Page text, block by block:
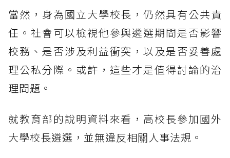
當然，身為國立大學校長，仍然具有公共責
任。社會可以檢視他參與遴選期間是否影響
校務、是否涉及利益衝突，以及是否妥善處
理公私分際。或許，這些才是值得討論的治
理問題。
就教育部的說明資料來看，高校長參加國外
大學校長遴選，並無違反相關人事法規。